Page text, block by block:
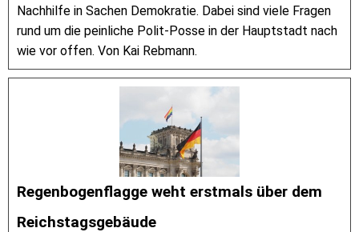
Nachhilfe in Sachen Demokratie. Dabei sind viele Fragen
rund um die peinliche Polit-Posse in der Hauptstadt nach
wie vor offen. Von Kai Rebmann.
Regenbogenflagge weht erstmals über dem
Reichstagsgebäude